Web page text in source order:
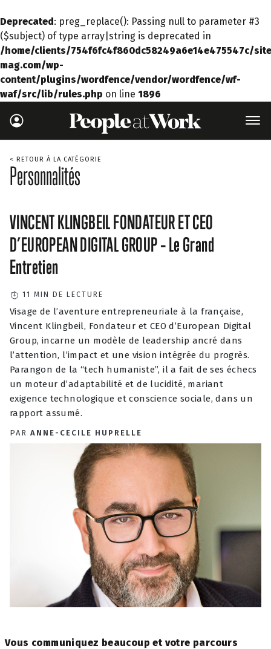
Deprecated: preg_replace(): Passing null to parameter #3
($subject) of type array|string is deprecated in
/home/clients/754f6fc4f860dc58249a6e14e475547c/
mag.com/wp-
content/plugins/wordfence/vendor/wordfence/wf-
waf/src/lib/rules.php on line 1896
< RETOUR À LA CATÉGORIE
Personnalités
VINCENT KLINGBEIL FONDATEUR ET CEO
D’EUROPEAN DIGITAL GROUP – Le Grand
Entretien
11 MIN DE LECTURE
Visage de l’aventure entrepreneuriale à la française,
Vincent Klingbeil, Fondateur et CEO d’European Digital
Group, incarne un modèle de leadership ancré dans
l’attention, l’impact et une vision intégrée du progrès.
Parangon de la “tech humaniste”, il a fait de ses échecs
un moteur d’adaptabilité et de lucidité, mariant
exigence technologique et conscience sociale, dans un
rapport assumé.
PAR ANNE-CECILE HUPRELLE
Vous communiquez beaucoup et votre parcours